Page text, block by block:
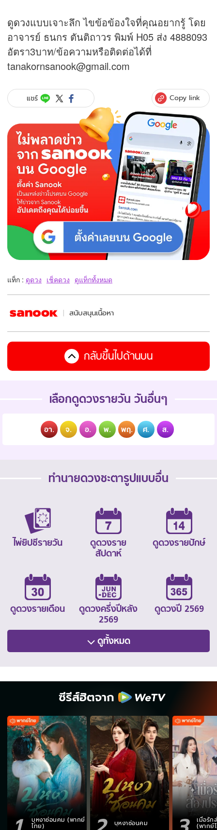
ดูดวงแบบเจาะลึก ไขข้อข้องใจที่คุณอยากรู้ โดย
อาจารย์ ธนกร ตันติถาวร พิมพ์ H05 ส่ง 4888093
อัตรา3บาท/ข้อความหรือติดต่อได้ที่
tanakornsanook@gmail.com
แชร์ Copy link
แท็ก : ดูดวง เช็คดวง ดูแท็กทั้งหมด
สนับสนุนเนื้อหา
กลับขึ้นไปด้านบน
เลือกดูดวงรายวัน วันอื่นๆ
อา. จ. อ. พ. พฤ. ศ. ส.
ทำนายดวงชะตารูปแบบอื่น
ไพ่ยิปซีรายวัน
ดูดวงราย
สัปดาห์
ดูดวงรายปักษ์
ดูดวงรายเดือน
ดูดวงครึ่งปีหลัง
2569
ดูดวงปี 2569
ดูทั้งหมด
ซีรีส์ฮิตจาก
บุหงาซ่อนคม (พากย์
ไทย) บุหงาซ่อนคม เมื่อรัก
(พากย์